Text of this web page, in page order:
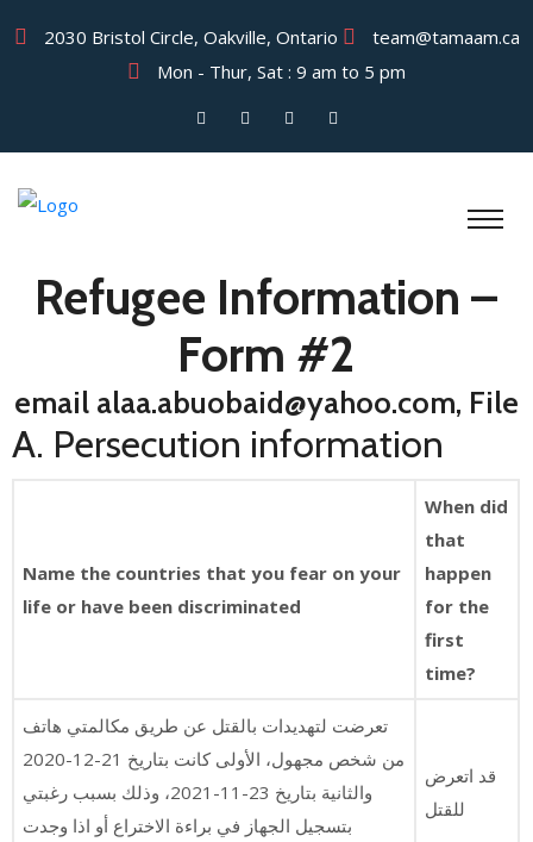
2030 Bristol Circle, Oakville, Ontario
team@tamaam.ca
Mon - Thur, Sat : 9 am to 5 pm
Refugee Information –
Form #2
email alaa.abuobaid@yahoo.com, File
A. Persecution information
Name the countries that you fear on your
life or have been discriminated
When did
that
happen
for the
first
time?
تعرضت لتهديدات بالقتل عن طريق مكالمتي هاتف
من شخص مجهول، الأولى كانت بتاريخ 21-12-2020
والثانية بتاريخ 23-11-2021، وذلك بسبب رغبتي
بتسجيل الجهاز في براءة الاختراع أو اذا وجدت
قد اتعرض
للقتل